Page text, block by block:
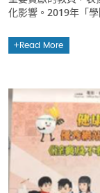
化影響。2019年「
Read More